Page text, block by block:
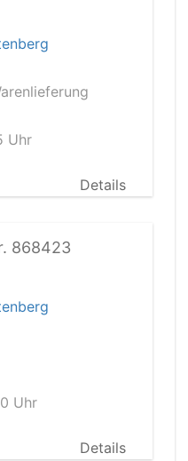
Uhr
Details
868423
Uhr
Details